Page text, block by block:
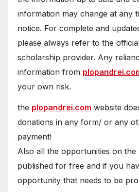
information may change at any
notice. For complete and
please always refer to the
scholarship provider. Any
information from
your own risk.
the plopandrei.com website
donations in any form/ or any
payment!
Also all the opportunities on the
published for free and if you
opportunity that needs to be